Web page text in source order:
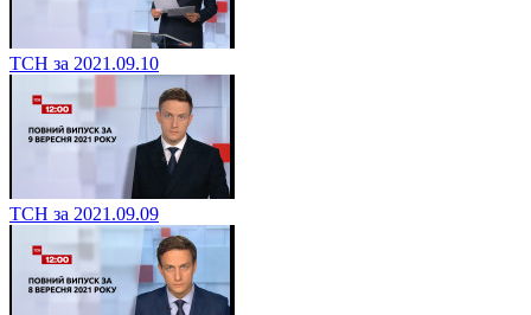
ТСН за 2021.09.10
ТСН за 2021.09.09